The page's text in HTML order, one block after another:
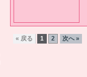
« 戻る 1 2 次へ »